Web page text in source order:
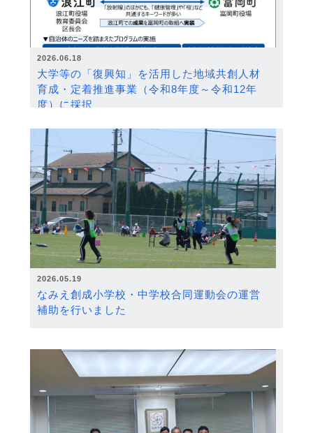
2026.06.18
大学等の「復興知」を活用した地域共創人材
育成・定着推進事業（令和8年度～令和12年
度）に採択
2026.05.19
なみえ創成小学校・中学校合同運動会の運営
補助を行いました